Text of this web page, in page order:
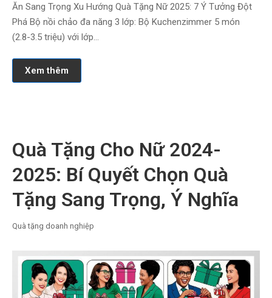
Ăn Sang Trọng Xu Hướng Quà Tặng Nữ 2025: 7 Ý Tưởng Đột
Phá Bộ nồi chảo đa năng 3 lớp: Bộ Kuchenzimmer 5 món
(2.8-3.5 triệu) với lớp…
Xem thêm
Quà Tặng Cho Nữ 2024-
2025: Bí Quyết Chọn Quà
Tặng Sang Trọng, Ý Nghĩa
Quà tặng doanh nghiệp